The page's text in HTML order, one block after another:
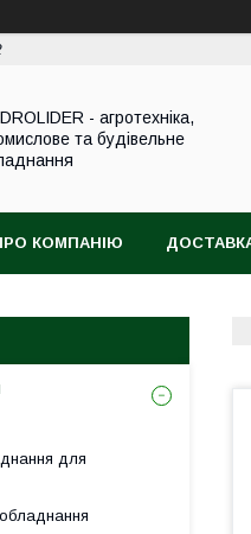
- агротехніка,
та будівельне
КОМПАНІЮ
для